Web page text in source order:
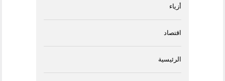
أزياء
اقتصاد
الرئيسية